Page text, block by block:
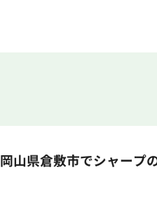
岡山県倉敷市でシャープ